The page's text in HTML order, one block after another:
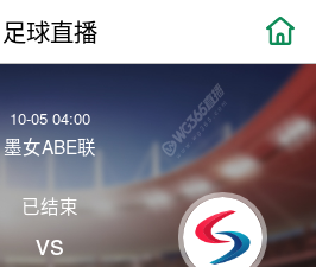
足球直播
10-05 04:00
墨女ABE联
已结束
vs